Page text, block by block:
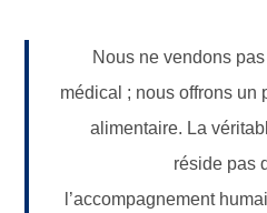
« Nous ne vendons
médical ; nous offrons un
alimentaire. La
réside pas
l’accompagnement